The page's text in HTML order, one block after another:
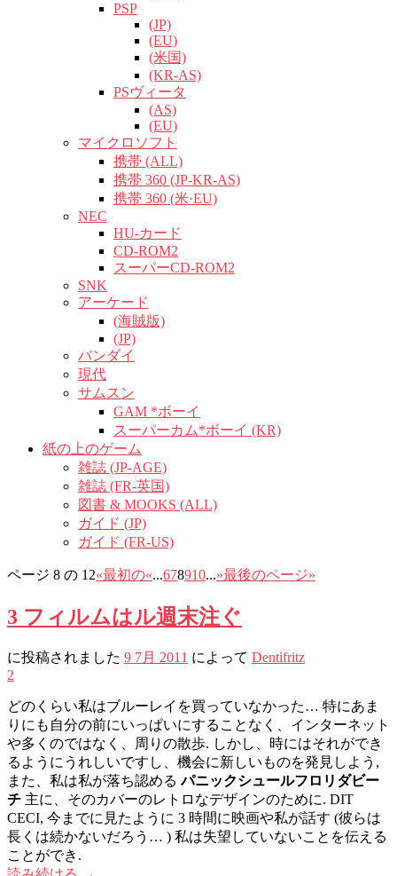
PSP
(JP)
(EU)
(米国)
(KR-AS)
PSヴィータ
(AS)
(EU)
マイクロソフト
携帯 (ALL)
携帯 360 (JP-KR-AS)
携帯 360 (米·EU)
NEC
HU-カード
CD-ROM2
スーパーCD-ROM2
SNK
アーケード
(海賊版)
(JP)
バンダイ
現代
サムスン
GAM *ボーイ
スーパーカム*ボーイ (KR)
紙の上のゲーム
雑誌 (JP-AGE)
雑誌 (FR-英国)
図書 & MOOKS (ALL)
ガイド (JP)
ガイド (FR-US)
ページ 8 の 12«最初の«...678910...»最後のページ»
3 フィルムはル週末注ぐ
に投稿されました 9 7月 2011 によって Dentifritz
2
どのくらい私はブルーレイを買っていなかった… 特にあま
りにも自分の前にいっぱいにすることなく、インターネット
や多くのではなく、周りの散歩. しかし、時にはそれができ
るようにうれしいですし、機会に新しいものを発見しよう,
また、私は私が落ち認めるパニックシュールフロリダビー
チ 主に、そのカバーのレトロなデザインのために. DIT
CECI, 今までに見たように 3 時間に映画や私が話す (彼らは
長くは続かないだろう… ) 私は失望していないことを伝える
ことができ.